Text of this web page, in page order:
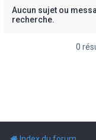
Aucun sujet ou
recherche.
0